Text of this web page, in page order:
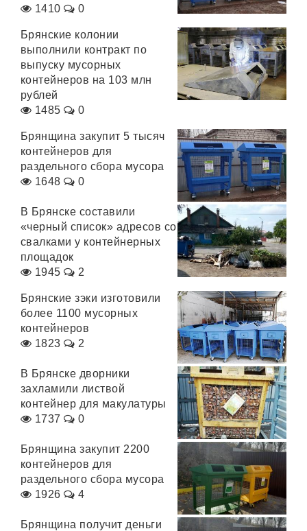
1410
0
Брянские колонии
выполнили контракт по
выпуску мусорных
контейнеров на 103 млн
рублей
1485
0
Брянщина закупит 5 тысяч
контейнеров для
раздельного сбора мусора
1648
0
В Брянске составили
«черный список» адресов со
свалками у контейнерных
площадок
1945
2
Брянские зэки изготовили
более 1100 мусорных
контейнеров
1823
2
В Брянске дворники
захламили листвой
контейнер для макулатуры
1737
0
Брянщина закупит 2200
контейнеров для
раздельного сбора мусора
1926
4
Брянщина получит деньги